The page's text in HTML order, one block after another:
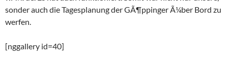
sonder auch die Tagesplanung der GÃ¶ppinger Ã¼ber Bord zu
werfen.
[nggallery id=40]